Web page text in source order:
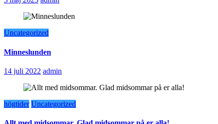
Uncategorized
Minneslunden
14 juli 2022 admin
högtider Uncategorized